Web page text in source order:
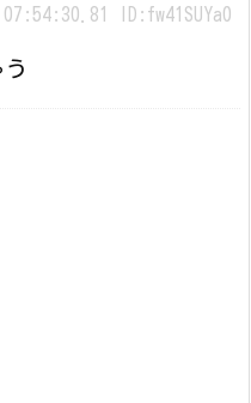
ID:fw41SUYa0